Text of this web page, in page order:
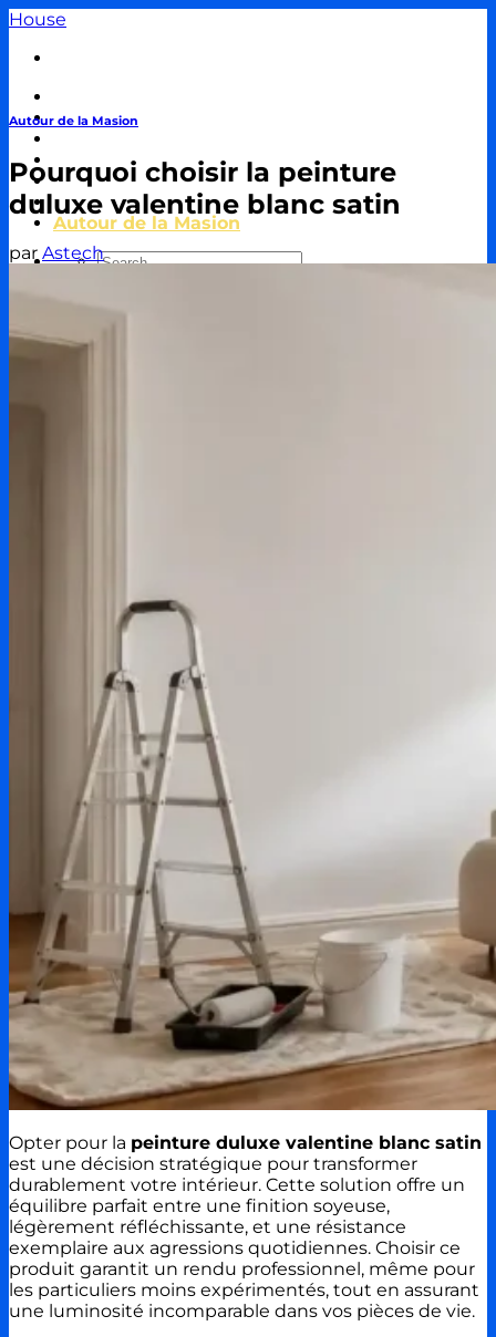
Passer
contenu
House
Piscine
Décoration & Aménagement
Énergie
Immobilier & Crédit
Autour de la Masion
Autour de la Masion
Pourquoi choisir la peinture
duluxe valentine blanc satin
par Astech
Opter pour la peinture duluxe valentine blanc satin
est une décision stratégique pour transformer
durablement votre intérieur. Cette solution offre un
équilibre parfait entre une finition soyeuse,
légèrement réfléchissante, et une résistance
exemplaire aux agressions quotidiennes. Choisir ce
produit garantit un rendu professionnel, même pour
les particuliers moins expérimentés, tout en assurant
une luminosité incomparable dans vos pièces de vie.